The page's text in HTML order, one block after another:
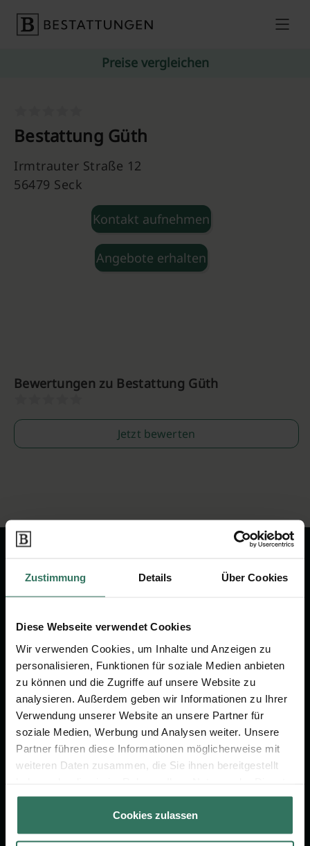
Zustimmung Details Über Cookies
Diese Webseite verwendet Cookies
Wir verwenden Cookies, um Inhalte und Anzeigen zu
personalisieren, Funktionen für soziale Medien anbieten
zu können und die Zugriffe auf unsere Website zu
analysieren. Außerdem geben wir Informationen zu Ihrer
Verwendung unserer Website an unsere Partner für
soziale Medien, Werbung und Analysen weiter. Unsere
Partner führen diese Informationen möglicherweise mit
weiteren Daten zusammen, die Sie ihnen bereitgestellt
gesammelt haben.
Cookies zulassen
Preise vergleichen
Bestattung Güth
Irmtrauter Straße 12
56479 Seck
Kontakt aufnehmen
Angebote erhalten
Bewertungen zu Bestattung Güth
Jetzt bewerten
Wir sind Ihr Ansprechpartner rund
Vorsorge.
Jetzt beraten lassen
FÜR SIE
Vergleich
Verzeichnis
FÜR BESTATTER
Online-Portal